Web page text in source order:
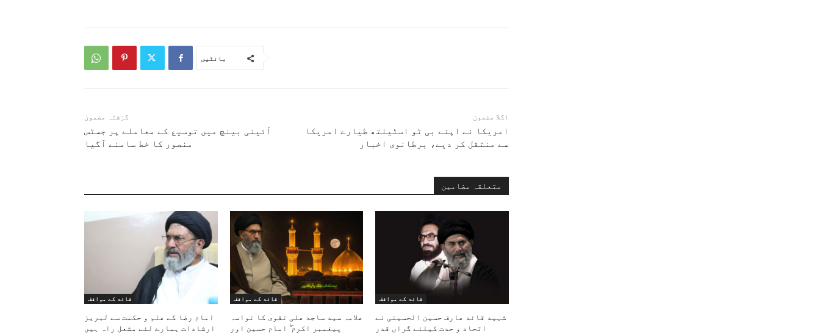
بانٹیں
گزشتہ مضمون
آئینی بینچ میں توسیع کے معاملے پر جسٹس
منصور کا خط سامنے آگیا
اگلا مضمون
امریکا نے اپنے بی ٹو اسٹیلتھ طیارے امریکا
سے منتقل کر دیے، برطانوی اخبار
متعلقہ مضامین
قائد کے مواقف
شہید قائد عارف حسین الحسینی نے
اتحاد و حدت کیلئے گراں قدر
قائد کے مواقف
علامہ سید ساجد علی نقوی کا نواسہ
پیغمبر اکرم ۖ امام حسین اور
قائد کے مواقف
امام رضا کے علم و حکمت سے لبریز
ارشادات ہمارے لئے مشعل راہ ہیں